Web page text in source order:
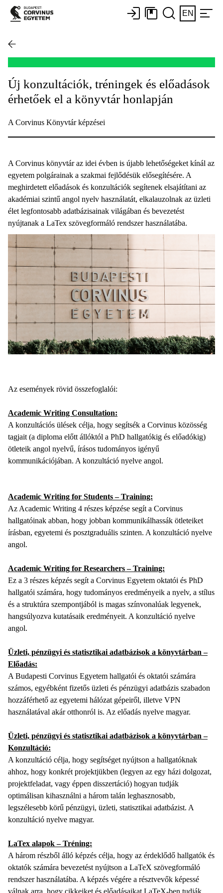
EN
Új konzultációk, tréningek és előadások
érhetőek el a könyvtár honlapján
A Corvinus Könyvtár képzései
A Corvinus könyvtár az idei évben is újabb lehetőségeket kínál az
egyetem polgárainak a szakmai fejlődésük elősegítésére. A
meghirdetett előadások és konzultációk segítenek elsajátítani az
akadémiai szintű angol nyelv használatát, elkalauzolnak az üzleti
élet legfontosabb adatbázisainak világában és bevezetést
nyújtanak a LaTex szövegformáló rendszer használatába.
Az események rövid összefoglalói:
Academic Writing Consultation:
A konzultációs ülések célja, hogy segítsék a Corvinus közösség
tagjait (a diploma előtt állóktól a PhD hallgatókig és előadókig)
ötleteik angol nyelvű, írásos tudományos igényű
kommunikációjában. A konzultáció nyelve angol.
Academic Writing for Students – Training:
Az Academic Writing 4 részes képzése segít a Corvinus
hallgatóinak abban, hogy jobban kommunikálhassák ötleteiket
írásban, egyetemi és posztgraduális szinten. A konzultáció nyelve
angol.
Academic Writing for Researchers – Training:
Ez a 3 részes képzés segít a Corvinus Egyetem oktatói és PhD
hallgatói számára, hogy tudományos eredményeik a nyelv, a stílus
és a struktúra szempontjából is magas színvonalúak legyenek,
hangsúlyozva kutatásaik eredményeit. A konzultáció nyelve
angol.
Üzleti, pénzügyi és statisztikai adatbázisok a könyvtárban –
Előadás:
A Budapesti Corvinus Egyetem hallgatói és oktatói számára
számos, egyébként fizetős üzleti és pénzügyi adatbázis szabadon
hozzáférhető az egyetemi hálózat gépeiről, illetve VPN
használatával akár otthonról is. Az előadás nyelve magyar.
Üzleti, pénzügyi és statisztikai adatbázisok a könyvtárban –
Konzultáció:
A konzultáció célja, hogy segítséget nyújtson a hallgatóknak
ahhoz, hogy konkrét projektjükben (legyen az egy házi dolgozat,
projektfeladat, vagy éppen disszertáció) hogyan tudják
optimálisan kihasználni a három talán leghasznosabb,
legszélesebb körű pénzügyi, üzleti, statisztikai adatbázist. A
konzultáció nyelve magyar.
LaTex alapok – Tréning:
A három részből álló képzés célja, hogy az érdeklődő hallgatók és
oktatók számára bevezetést nyújtson a LaTeX szövegformáló
rendszer használatába. A képzés végére a résztvevők képessé